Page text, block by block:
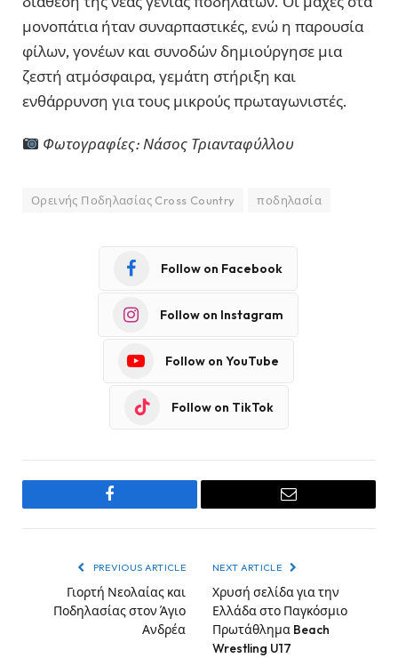
μονοπάτια ήταν συναρπαστικές, ενώ η παρουσία
φίλων, γονέων και συνοδών δημιούργησε μια
ζεστή ατμόσφαιρα, γεμάτη στήριξη και
ενθάρρυνση για τους μικρούς πρωταγωνιστές.
Φωτογραφίες: Νάσος Τριανταφύλλου
Ορεινής Ποδηλασίας Cross Country ποδηλασία
Follow on Facebook
Follow on Instagram
Follow on YouTube
Follow on TikTok
Facebook Email
PREVIOUS ARTICLE
Γιορτή Νεολαίας και
Ποδηλασίας στον Άγιο
Ανδρέα
NEXT ARTICLE
Χρυσή σελίδα για την
Ελλάδα στο Παγκόσμιο
Πρωτάθλημα Beach
Wrestling U17